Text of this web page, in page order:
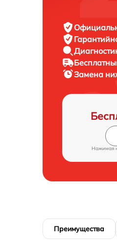
Замена
Нажимая
Преимущества